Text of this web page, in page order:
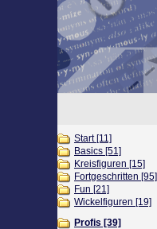
Start [11]
Basics [51]
Kreisfiguren [15]
Fortgeschritten [95]
Fun [21]
Wickelfiguren [19]
Profis [39]